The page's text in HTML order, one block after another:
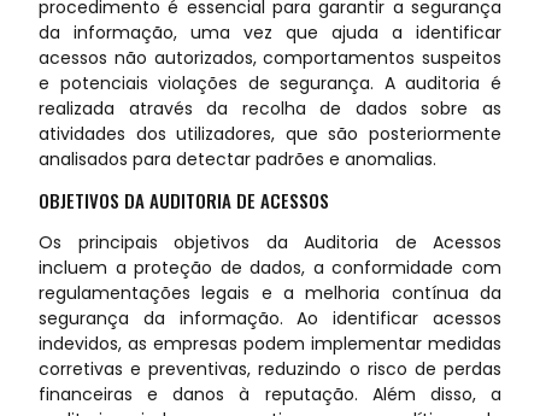
procedimento é essencial para garantir a segurança
da informação, uma vez que ajuda a identificar
acessos não autorizados, comportamentos suspeitos
e potenciais violações de segurança. A auditoria é
realizada através da recolha de dados sobre as
atividades dos utilizadores, que são posteriormente
analisados para detectar padrões e anomalias.
OBJETIVOS DA AUDITORIA DE ACESSOS
Os principais objetivos da Auditoria de Acessos
incluem a proteção de dados, a conformidade com
regulamentações legais e a melhoria contínua da
segurança da informação. Ao identificar acessos
indevidos, as empresas podem implementar medidas
corretivas e preventivas, reduzindo o risco de perdas
financeiras e danos à reputação. Além disso, a